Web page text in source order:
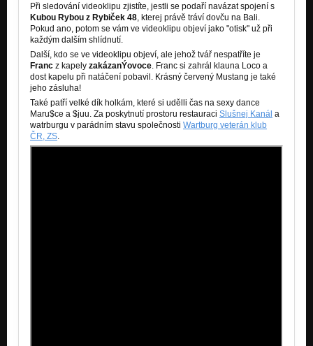
Při sledování videoklipu zjistíte, jestli se podaří navázat spojení s
Kubou Rybou z Rybiček 48 , kterej právě tráví dovču na Bali.
Pokud ano, potom se vám ve videoklipu objeví jako "otisk" už při
každým dalším shlídnutí.
Další, kdo se ve videoklipu objeví, ale jehož tvář nespatříte je
Franc z kapely zakázanÝovoce . Franc si zahrál klauna Loco a
dost kapelu při natáčení pobavil. Krásný červený Mustang je také
jeho zásluha!
Také patří velké dík holkám, které si udělli čas na sexy dance
Maru$ce a $juu. Za poskytnutí prostoru restauraci Slušnej Kanál a
watrburgu v parádním stavu společnosti Wartburg veterán klub
ČR, ZS